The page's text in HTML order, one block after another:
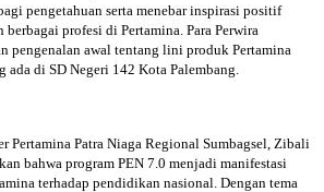
pengetahuan serta menebar inspirasi positif
profesi di Pertamina. Para Perwira
pengenalan awal tentang lini produk Pertamina
ada di SD Negeri 142 Kota Palembang.
Pertamina Patra Niaga Regional Sumbagsel, Zibali
bahwa program PEN 7.0 menjadi manifestasi
terhadap pendidikan nasional. Dengan tema